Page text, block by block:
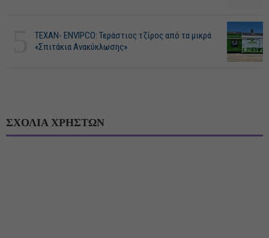
ΤΕΧΑΝ- ENVIPCO: Τεράστιος τζίρος από τα μικρά
«Σπιτάκια Ανακύκλωσης»
ΣΧΟΛΙΑ ΧΡΗΣΤΩΝ